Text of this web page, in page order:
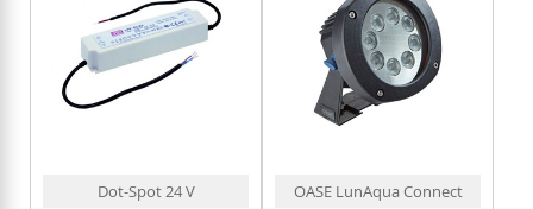
Dot-Spot 24 V OASE LunAqua Connect